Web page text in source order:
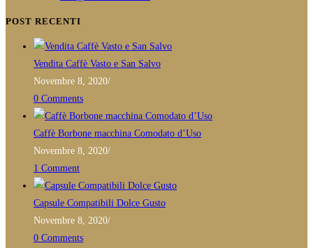
application
POST RECENTI
Vendita Caffè Vasto e San Salvo
Novembre 8, 2020/
0 Comments
Caffè Borbone macchina Comodato d’Uso
Novembre 8, 2020/
1 Comment
Capsule Compatibili Dolce Gusto
Novembre 8, 2020/
0 Comments